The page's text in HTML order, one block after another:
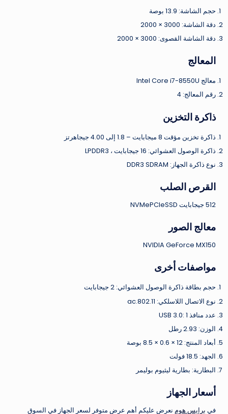
حجم الشاشة: 13.9 بوصة
دقة الشاشة: 3000 × 2000
دقة الشاشة القصوى: 3000 × 2000
المعالج
معالج Intel Core i7-8550U
رقم المعالج: 4
ذاكرة التخزين
ذاكرة تخزين مؤقت 8 ميجابايت – 1.8 إلى 4.00 جيجاهرتز
ذاكرة الوصول العشوائي: 16 جيجابايت ، LPDDR3
نوع ذاكرة الجهاز: DDR3 SDRAM
القرص الصلب
512 جيجابايت NVMePCIeSSD
معالج الصور
NVIDIA GeForce MX150
مواصفات أخرى
حجم بطاقة ذاكرة الوصول العشوائي: 2 جيجابايت
نوع الاتصال اللاسلكي: 802.11.ac
عدد منافذ USB 3.0: 1
الوزن: 2.93 رطل
أبعاد المنتج: 12 × 0.6 × 8.5 بوصة
الجهد: 18.5 فولت
البطارية: بطارية ليثيوم بوليمر
أسعار الجهاز
في برايس هوم نعرض عليكم أهم عرض متوفر لسعر الجهاز في السوق